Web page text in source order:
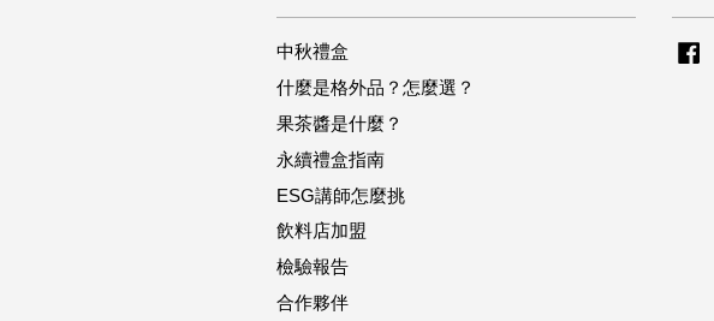
中秋禮盒
什麼是格外品？怎麼選？
果茶醬是什麼？
永續禮盒指南
ESG講師怎麼挑
飲料店加盟
檢驗報告
合作夥伴